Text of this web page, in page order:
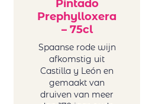
Pintado
Prephylloxera
– 75cl
Spaanse rode wijn
afkomstig uit
Castilla y León en
gemaakt van
druiven van meer